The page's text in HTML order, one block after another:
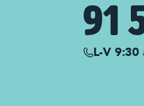
91
L-V 9:30